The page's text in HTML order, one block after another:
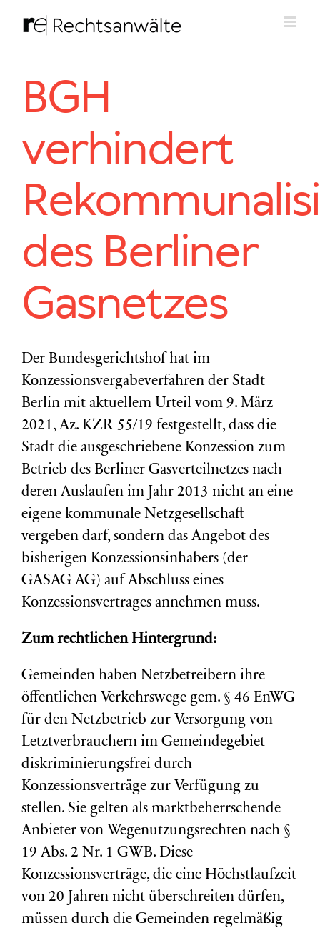
Inhalt
BGH
verhindert
des Berliner
Gasnetzes
Der Bundesgerichtshof hat im
Konzessionsvergabeverfahren der Stadt
Berlin mit aktuellem Urteil vom 9. März
2021, Az. KZR 55/19 festgestellt, dass die
Stadt die ausgeschriebene Konzession zum
Betrieb des Berliner Gasverteilnetzes nach
deren Auslaufen im Jahr 2013 nicht an eine
eigene kommunale Netzgesellschaft
vergeben darf, sondern das Angebot des
bisherigen Konzessionsinhabers (der
GASAG AG) auf Abschluss eines
Konzessionsvertrages annehmen muss.
Zum rechtlichen Hintergrund:
Gemeinden haben Netzbetreibern ihre
öffentlichen Verkehrswege gem. § 46 EnWG
für den Netzbetrieb zur Versorgung von
Letztverbrauchern im Gemeindegebiet
diskriminierungsfrei durch
Konzessionsverträge zur Verfügung zu
stellen. Sie gelten als marktbeherrschende
Anbieter von Wegenutzungsrechten nach §
19 Abs. 2 Nr. 1 GWB. Diese
Konzessionsverträge, die eine Höchstlaufzeit
von 20 Jahren nicht überschreiten dürfen,
müssen durch die Gemeinden regelmäßig